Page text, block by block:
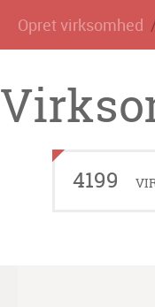
Opret virksomhed
4199